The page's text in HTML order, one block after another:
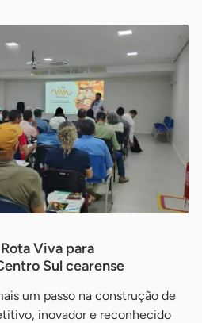
Viva para
Sul cearense
um passo na construção de
inovador e reconhecido